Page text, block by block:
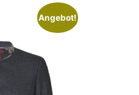
Angebot!